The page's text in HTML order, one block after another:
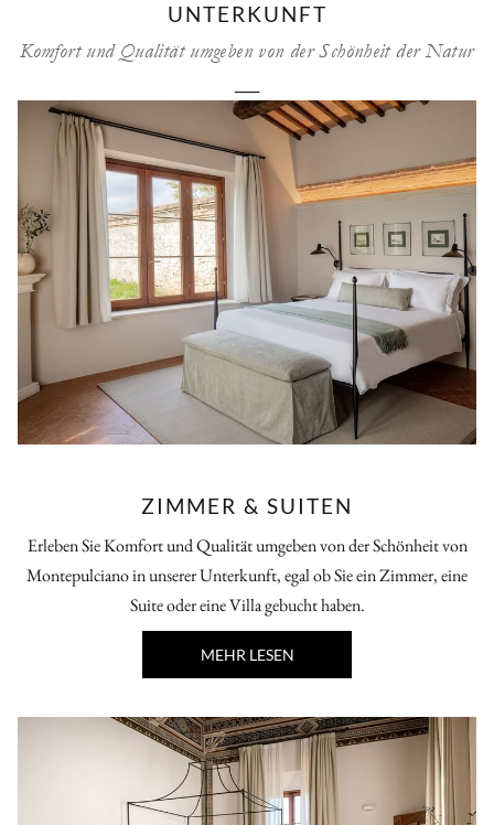
UNTERKUNFT
Komfort und Qualität umgeben von der Schönheit der Natur
──
ZIMMER & SUITEN
Erleben Sie Komfort und Qualität umgeben von der Schönheit von
Montepulciano in unserer Unterkunft, egal ob Sie ein Zimmer, eine
Suite oder eine Villa gebucht haben.
MEHR LESEN